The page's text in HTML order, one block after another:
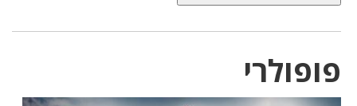
פופולרי